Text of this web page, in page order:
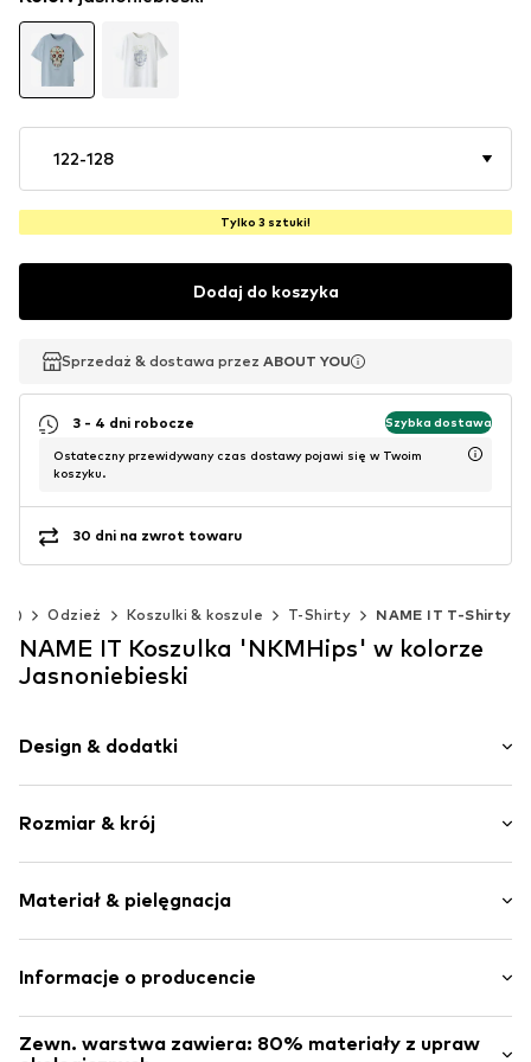
122-128
Tylko 3 sztuki!
Dodaj do koszyka
Sprzedaż & dostawa przez ABOUT YOU
Sprzedaż & dostawa przez ABOUT YOU
3 - 4 dni robocze Szybka dostawa
Ostateczny przewidywany czas dostawy pojawi się w Twoim
koszyku.
30 dni na zwrot towaru
Odzież Koszulki & koszule T-Shirty NAME IT T-Shirty
NAME IT Koszulka 'NKMHips' w kolorze
Jasnoniebieski
Design & dodatki
Dżersej
Okrągły dekolt
Obszyte brzegi
Miękki w dotyku
Nr artykułu NAIa4xx002000001
Rozmiar & krój
Krój: Normalny krój
Materiał & pielęgnacja
Materiał: 80% Bawełna (z upraw ekologicznych), 20%
Informacje o producencie
Modering 1
Zewn. warstwa zawiera: 80% materiały z upraw